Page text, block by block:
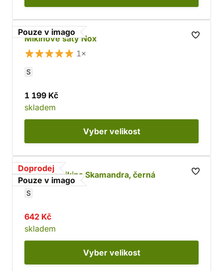
Pouze v imago
Mikinové šaty Nox
1×
S
1 199 Kč
skladem
Vyber velikost
Doprodej
Pouze v imago
Dámská mikina Skamandra, černá
S
642 Kč
skladem
Vyber velikost